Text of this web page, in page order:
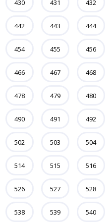
430 431 432
442 443 444
454 455 456
466 467 468
478 479 480
490 491 492
502 503 504
514 515 516
526 527 528
538 539 540